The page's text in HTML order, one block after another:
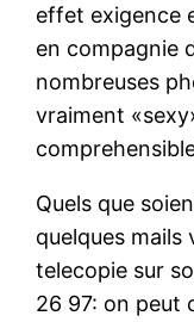
effet exigence
en compagnie
nombreuses
vraiment
Quels que
quelques mails
telecopie sur
26 97: on peut